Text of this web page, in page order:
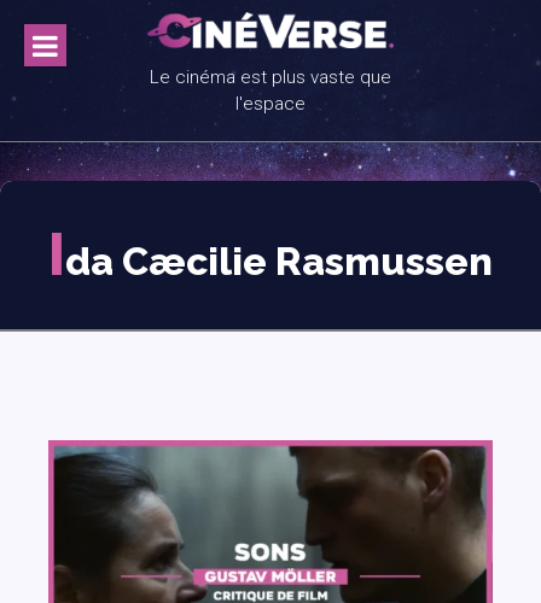
content
Le cinéma est plus vaste que
l'espace
Ida Cæcilie Rasmussen